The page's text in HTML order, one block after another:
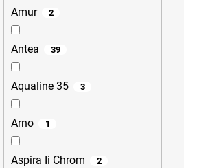
Amur 2
Antea 39
Aqualine 35 3
Arno 1
Aspira Ii Chrom 2